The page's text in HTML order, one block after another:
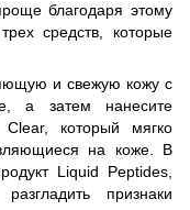
благодаря этому
средств, которые
и свежую кожу с
а затем нанесите
который мягко
на коже. В
Liquid Peptides,
признаки